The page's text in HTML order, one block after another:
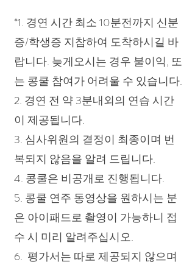
*1. 경연 시간 최소 10분전까지 신분
증/학생증 지참하여 도착하시길 바
랍니다. 늦게오시는 경우 불이익, 또
는 콩쿨 참여가 어려울 수 있습니다.
2. 경연 전 약 3분내외의 연습 시간
이 제공됩니다.
3. 심사위원의 결정이 최종이며 번
복되지 않음을 알려 드립니다.
4. 콩쿨은 비공개로 진행됩니다.
5. 콩쿨 연주 동영상을 원하시는 분
은 아이패드로 촬영이 가능하니 접
수 시 미리 알려주십시오.
6. 평가서는 따로 제공되지 않으며